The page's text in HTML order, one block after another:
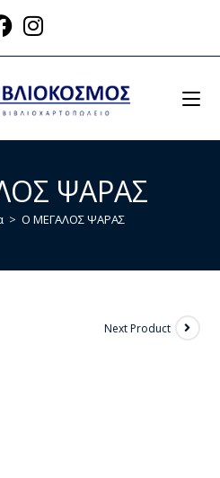
ΨΑΡΑΣ
> Ο ΜΕΓΑΛΟΣ ΨΑΡΑΣ
Next Product